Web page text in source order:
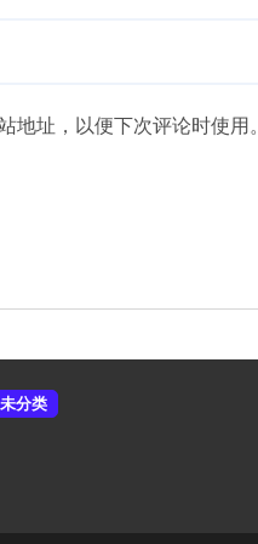
址，以便下次评论时使用。
未分类